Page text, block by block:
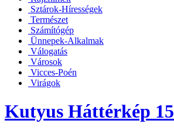
Sztárok-Hírességek
Természet
Számítógép
Ünnepek-Alkalmak
Válogatás
Városok
Vicces-Poén
Virágok
Kutyus Háttérkép 15